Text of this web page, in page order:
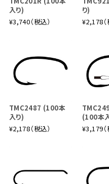
ペットシステムに対応します
かさがスロースピードから
暮れのイブニングライズま
めます。
ユーフレックス・グラ
小渓流や中規模な渓流
グラスマスター703-4の
で、そのスケールの流れを
入り)
¥3,740（税込）
り)
¥2,178（
TMC2487 (100本
入り)
¥2,178（税込）
(100本
¥3,179（